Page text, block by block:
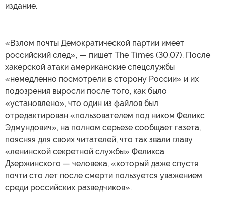
издание.
«Взлом почты Демократической партии имеет
российский след», — пишет The Times (30.07). После
хакерской атаки американские спецслужбы
«немедленно посмотрели в сторону России» и их
подозрения выросли после того, как было
«установлено», что один из файлов был
отредактирован «пользователем под ником Феликс
Эдмундович», на полном серьезе сообщает газета,
поясняя для своих читателей, что так звали главу
«ленинской секретной службы» Феликса
Дзержинского — человека, «который даже спустя
почти сто лет после смерти пользуется уважением
среди российских разведчиков».